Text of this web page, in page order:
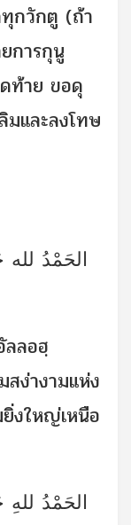
กวักตู (ถ้า
การกุนู
ท้าย ขอดุ
มและลงโทษ
الحَمْدُ
ลลอฮฺ
ง่างามแห่ง
งใหญ่เหนือ
الحَمْدُ للهِ